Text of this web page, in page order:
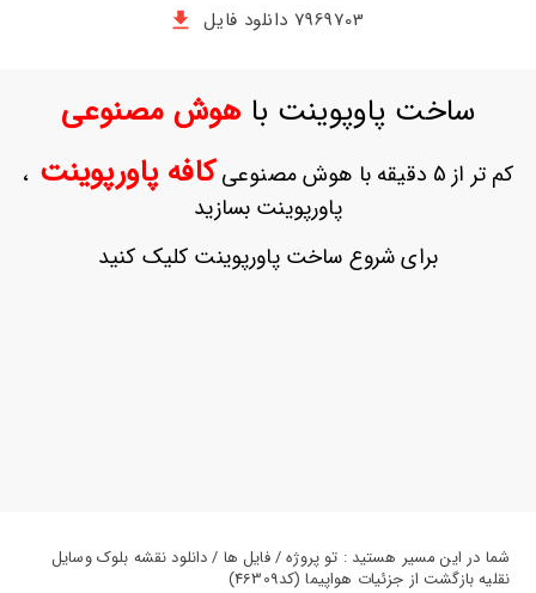
حساب
ثبت
بازیابی
7969703 دانلود فایل
ساخت پاوپوینت باهوش مصنوعی
کم تر از 5 دقیقه با هوش مصنوعی کافه پاورپوینت ،
پاورپوینت بسازید
برای شروع ساخت پاورپوینت کلیک کنید
شما در این مسیر هستید : تو پروژه / فایل ها / دانلود نقشه بلوک وسایل
نقلیه بازگشت از جزئیات هواپیما (کد46309)